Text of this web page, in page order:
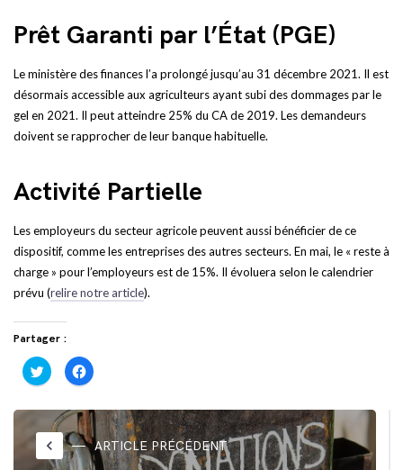
Prêt Garanti par l’État (PGE)
Le ministère des finances l’a prolongé jusqu’au 31 décembre 2021. Il est
désormais accessible aux agriculteurs ayant subi des dommages par le
gel en 2021. Il peut atteindre 25% du CA de 2019. Les demandeurs
doivent se rapprocher de leur banque habituelle.
Activité Partielle
Les employeurs du secteur agricole peuvent aussi bénéficier de ce
dispositif, comme les entreprises des autres secteurs. En mai, le « reste à
charge » pour l’employeurs est de 15%. Il évoluera selon le calendrier
prévu (relire notre article).
Partager :
Cliquez
pour
partager
Twitter(ouvre
dans
une
nouvelle
fenêtre)
Cliquez
pour
partager
Facebook(ouvre
dans
une
nouvelle
fenêtre)
keyboard_arrow_left ARTICLE PRÉCÉDENT